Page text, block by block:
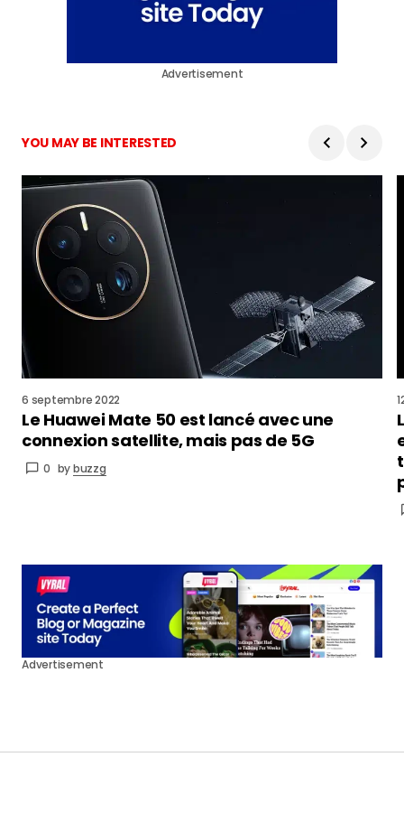
Advertisement
YOU MAY BE INTERESTED
6 septembre 2022
Le Huawei Mate 50 est lancé avec une
connexion satellite, mais pas de 5G
0 bybuzzg
Advertisement